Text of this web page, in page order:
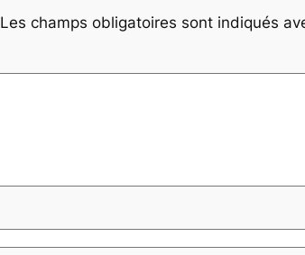
Les champs obligatoires sont indiqués